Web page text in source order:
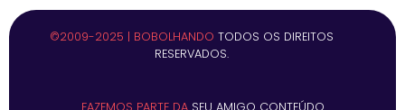
©2009-2025 | BOBOLHANDO TODOS OS DIREITOS
RESERVADOS.
FAZEMOS PARTE DA SEU AMIGO CONTEÚDO